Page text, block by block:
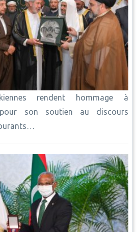
rendent hommage à
son soutien au discours